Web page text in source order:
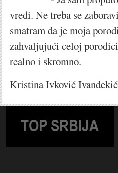
vredi. Ne treba se
smatram da je moja
zahvaljujući celoj
realno i skromno.
Kristina Ivković Ivandekić
TOP SRBIJA